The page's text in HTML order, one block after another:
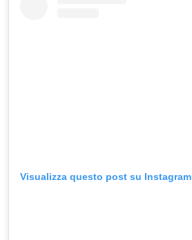
Visualizza questo post su Instagram